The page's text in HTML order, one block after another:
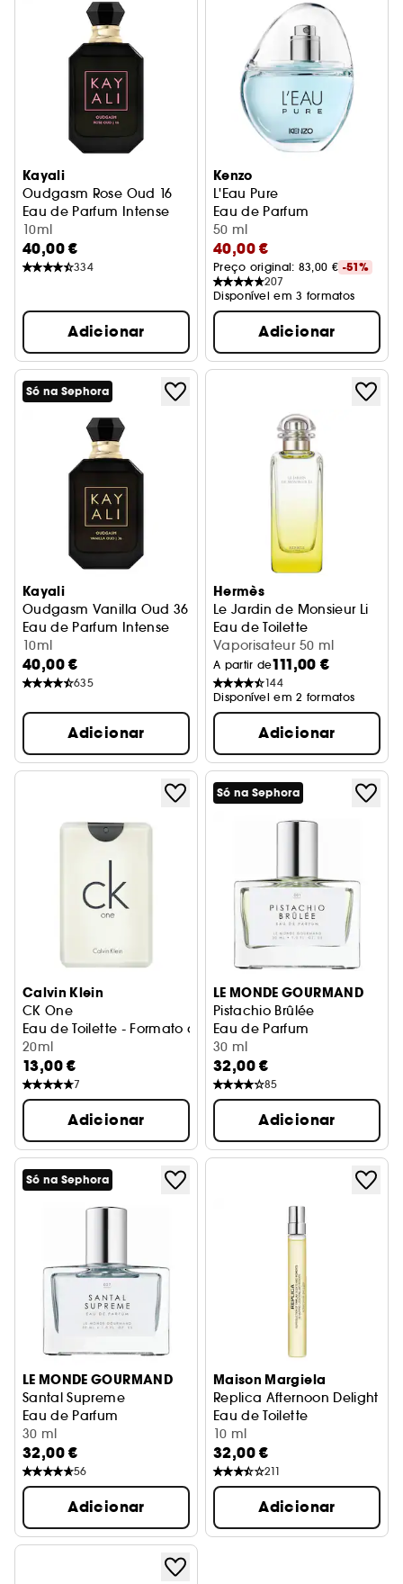
Kayali
Oudgasm Rose Oud 16
Eau de Parfum Intense
10ml
40,00 €
334
Adicionar
Kenzo
L'Eau Pure
Eau de Parfum
50 ml
40,00 €
Preço original: 83,00 € -51%
207
Disponível em 3 formatos
Adicionar
Só na Sephora
Kayali
Oudgasm Vanilla Oud 36
Eau de Parfum Intense
10ml
40,00 €
635
Adicionar
Hermès
Le Jardin de Monsieur Li
Eau de Toilette
Vaporisateur 50 ml
A partir de111,00 €
144
Disponível em 2 formatos
Adicionar
Calvin Klein
CK One
Eau de Toilette - Formato de Viagem
20ml
13,00 €
7
Adicionar
Só na Sephora
LE MONDE GOURMAND
Pistachio Brûlée
Eau de Parfum
30 ml
32,00 €
85
Adicionar
Só na Sephora
LE MONDE GOURMAND
Santal Supreme
Eau de Parfum
30 ml
32,00 €
56
Adicionar
Maison Margiela
Replica Afternoon Delight
Eau de Toilette
10 ml
32,00 €
211
Adicionar